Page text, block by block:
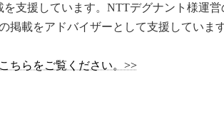
支援しています。NTTデグナント様運営
掲載をアドバイザーとして支援しています
ちらをご覧ください。>>